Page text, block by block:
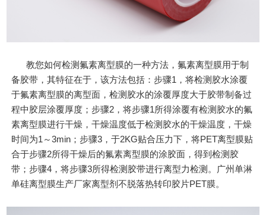
教您如何检测氟素离型膜的一种方法，氟素离型膜用于制
备胶带，其特征在于，该方法包括：步骤1，将检测胶水涂覆
于氟素离型膜的离型面，检测胶水的涂覆厚度大于胶带制备过
程中胶层涂覆厚度；步骤2，将步骤1所得涂覆有检测胶水的氟
素离型膜进行干燥，干燥温度低于检测胶水的干燥温度，干燥
时间为1～3min；步骤3，于2KG贴合压力下，将PET离型膜贴
合于步骤2所得干燥后的氟素离型膜的涂胶面，得到检测胶
带；步骤4，将步骤3所得检测胶带进行离型力检测。广州单淋
单硅离型膜生产厂家离型剂不脱落热转印胶片PET膜。